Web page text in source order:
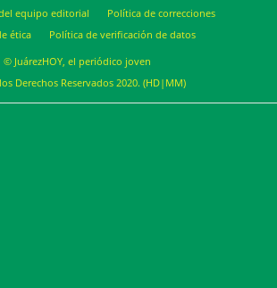
equipo editorial
Política de correcciones
ética
Política de verificación de datos
© JuárezHOY, el periódico joven
Derechos Reservados 2020. (HD|MM)